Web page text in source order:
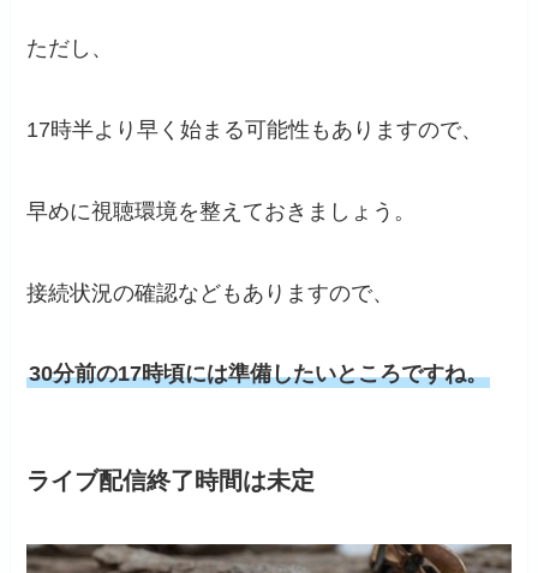
ただし、
17時半より早く始まる可能性もありますので、
早めに視聴環境を整えておきましょう。
接続状況の確認などもありますので、
30分前の17時頃には準備したいところですね。
ライブ配信終了時間は未定